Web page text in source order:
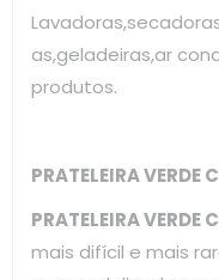
as,geladeiras,ar
produtos.
PRATELEIRA VERDE
PRATELEIRA VERDE
mais difícil e mais